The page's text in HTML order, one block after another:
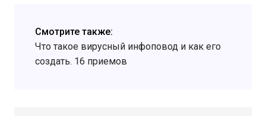
Смотрите также:
Что такое вирусный инфоповод и как его
создать. 16 приемов